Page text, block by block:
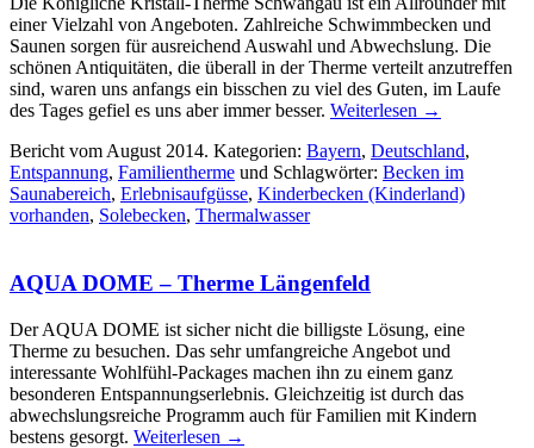
einer Vielzahl von Angeboten. Zahlreiche Schwimmbecken und
Saunen sorgen für ausreichend Auswahl und Abwechslung. Die
schönen Antiquitäten, die überall in der Therme verteilt anzutreffen
sind, waren uns anfangs ein bisschen zu viel des Guten, im Laufe
des Tages gefiel es uns aber immer besser. Weiterlesen →
Bericht vom August 2014. Kategorien: Bayern, Deutschland,
Entspannung, Familientherme und Schlagwörter: Becken im
Saunabereich, Erlebnisaufgüsse, Kinderbecken (Kinderland)
vorhanden, Solebecken, Thermalwasser
AQUA DOME – Therme Längenfeld
Der AQUA DOME ist sicher nicht die billigste Lösung, eine
Therme zu besuchen. Das sehr umfangreiche Angebot und
interessante Wohlfühl-Packages machen ihn zu einem ganz
besonderen Entspannungserlebnis. Gleichzeitig ist durch das
abwechslungsreiche Programm auch für Familien mit Kindern
bestens gesorgt. Weiterlesen →